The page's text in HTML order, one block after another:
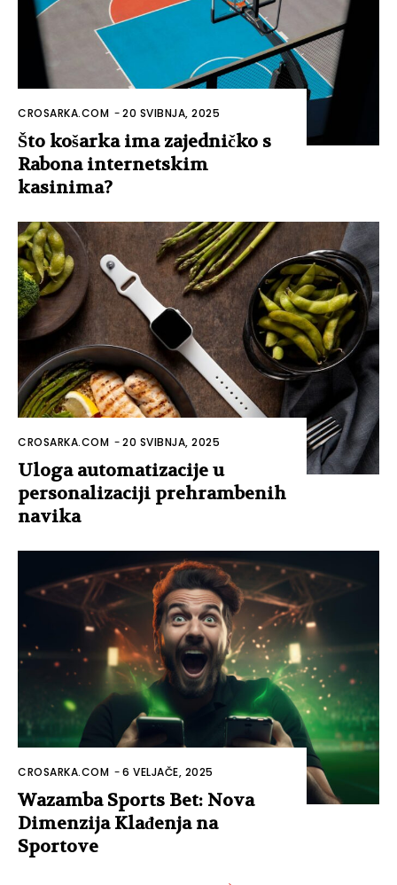
CROSARKA.COM -20 SVIBNJA, 2025
Što košarka ima zajedničko s
Rabona internetskim
kasinima?
CROSARKA.COM -20 SVIBNJA, 2025
Uloga automatizacije u
personalizaciji prehrambenih
navika
CROSARKA.COM -6 VELJAČE, 2025
Wazamba Sports Bet: Nova
Dimenzija Klađenja na
Sportove